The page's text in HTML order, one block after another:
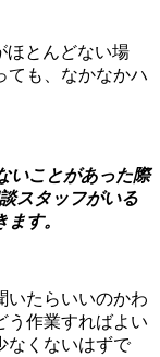
ほとんどない場
ても、なかなかハ
いことがあった際
スタッフがいる
す。
いたらいいのかわ
う作業すればよい
なくないはずで